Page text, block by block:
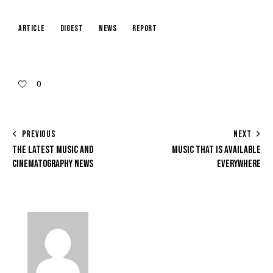
article digest news report
0
PREVIOUS
THE LATEST MUSIC AND
CINEMATOGRAPHY NEWS
NEXT
MUSIC THAT IS AVAILABLE
EVERYWHERE